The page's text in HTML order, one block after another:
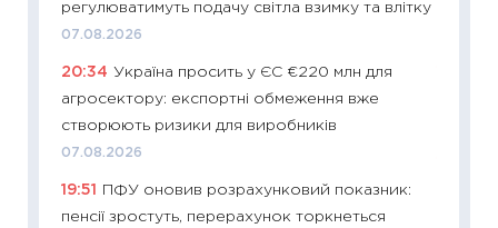
регулюватимуть подачу світла взимку та влітку
07.08.2026
20:34 Україна просить у ЄС €220 млн для
агросектору: експортні обмеження вже
створюють ризики для виробників
07.08.2026
19:51
ПФУ оновив розрахунковий показник:
пенсії зростуть, перерахунок торкнеться